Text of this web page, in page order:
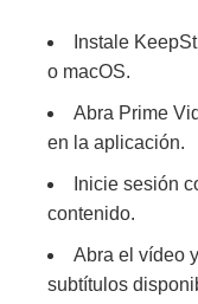
Instale
o macOS.
Abra Prime
en la aplicación.
Inicie sesión
contenido.
Abra el vídeo
subtítulos